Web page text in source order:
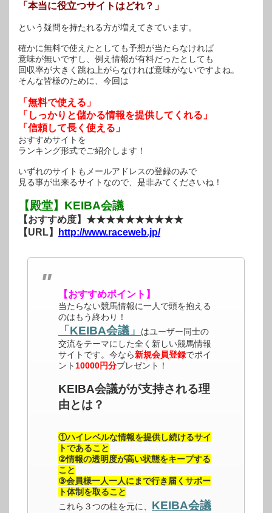
「本当に役立つサイトはどれ？」
という疑問を持たれる方が増えてきています。
確かに無料で使えたとしても予想が当たらなければ
意味が無いですし、例え情報が有料だったとしても
回収率が大きく跳ね上がらなければ意味がないですよね。
そんな皆様のために、今回は
「無料で使える」
「しっかりと儲かる情報を提供してくれる」
「信頼して長く使える」
おすすめサイトを
ランキング形式でご紹介します！
いずれのサイトもメールアドレスの登録のみで
見る事が出来るサイトなので、是非みてくださいね！
【殿堂】KEIBA会議
【おすすめ度】★★★★★★★★★★
【URL】
http://www.raceweb.jp/
【おすすめポイント】
当たらない競馬情報に一人で頭を抱える
のはもう終わり！
「KEIBA会議」
はユーザー同士の
交流をテーマにした全く新しい競馬情報
サイトです。今なら新規会員登録でポイ
ント10000円分プレゼント！
KEIBA会議がが支持される理
由とは？
①ハイレベルな情報を提供し続けるサイ
トであること
②情報の透明度が高い状態をキープする
こと
③会員様一人一人にまで行き届くサポー
ト体制を取ること
これら３つの柱を元に、 KEIBA会議